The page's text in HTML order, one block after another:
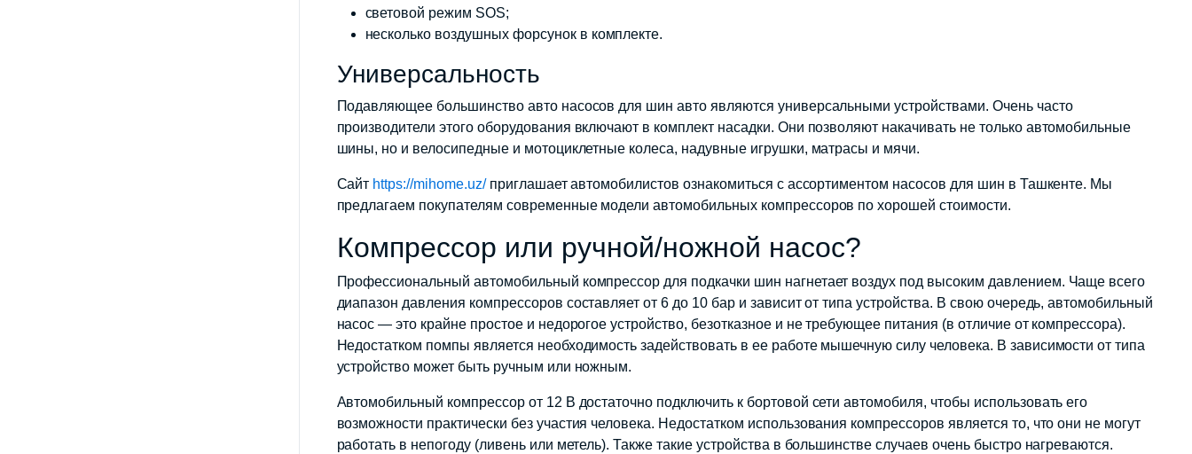
световой режим SOS;
несколько воздушных форсунок в комплекте.
Универсальность
Подавляющее большинство авто насосов для шин авто являются универсальными устройствами. Очень часто
производители этого оборудования включают в комплект насадки. Они позволяют накачивать не только автомобильные
шины, но и велосипедные и мотоциклетные колеса, надувные игрушки, матрасы и мячи.
Сайт https://mihome.uz/приглашает автомобилистов ознакомиться с ассортиментом насосов для шин в Ташкенте. Мы
предлагаем покупателям современные модели автомобильных компрессоров по хорошей стоимости.
Компрессор или ручной/ножной насос?
Профессиональный автомобильный компрессор для подкачки шин нагнетает воздух под высоким давлением. Чаще всего
диапазон давления компрессоров составляет от 6 до 10 бар и зависит от типа устройства. В свою очередь, автомобильный
насос — это крайне простое и недорогое устройство, безотказное и не требующее питания (в отличие от компрессора).
Недостатком помпы является необходимость задействовать в ее работе мышечную силу человека. В зависимости от типа
устройство может быть ручным или ножным.
Автомобильный компрессор от 12 В достаточно подключить к бортовой сети автомобиля, чтобы использовать его
возможности практически без участия человека. Недостатком использования компрессоров является то, что они не могут
работать в непогоду (ливень или метель). Также такие устройства в большинстве случаев очень быстро нагреваются.